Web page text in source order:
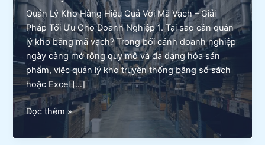
Quản Lý Kho Hàng Hiệu Quả Với Mã Vạch – Giải
Pháp Tối Ưu Cho Doanh Nghiệp 1. Tại sao cần quản
lý kho bằng mã vạch? Trong bối cảnh doanh nghiệp
ngày càng mở rộng quy mô và đa dạng hóa sản
phẩm, việc quản lý kho truyền thống bằng sổ sách
hoặc Excel […]
Quản
kho
Đọc thêm »